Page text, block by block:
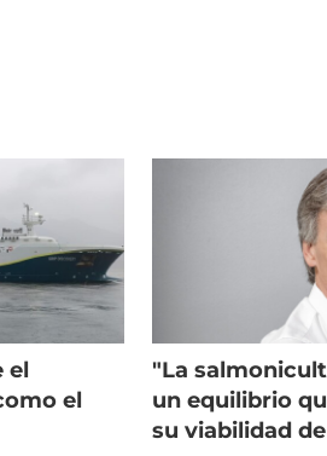
el
el
"La
un equilibrio
su viabilidad